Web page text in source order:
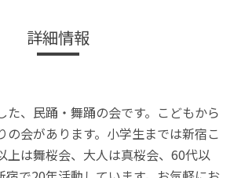
詳細情報
た、民踊・舞踊の会です。こどもから
の会があります。小学生までは新宿こ
上は舞桜会、大人は真桜会、60代以